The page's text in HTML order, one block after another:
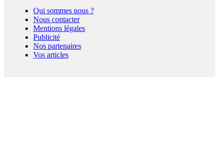
Qui sommes nous ?
Nous contacter
Mentions légales
Publicité
Nos partenaires
Vos articles